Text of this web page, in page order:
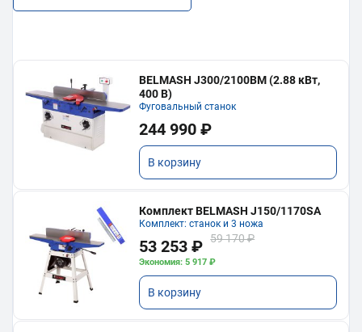
BELMASH J300/2100ВМ (2.88 кВт,
400 В)
Фуговальный станок
244 990 ₽
В корзину
Комплект BELMASH J150/1170SA
Комплект: станок и 3 ножа
53 253 ₽ 59 170 ₽
Экономия: 5 917 ₽
В корзину